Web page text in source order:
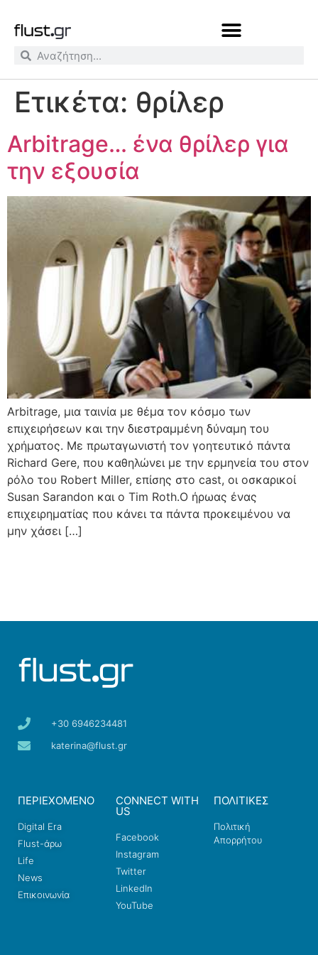
Ετικέτα: θρίλερ
Arbitrage… ένα θρίλερ για
την εξουσία
Arbitrage, μια ταινία με θέμα τον κόσμο των
επιχειρήσεων και την διεστραμμένη δύναμη του
χρήματος. Με πρωταγωνιστή τον γοητευτικό πάντα
Richard Gere, που καθηλώνει με την ερμηνεία του στον
ρόλο του Robert Miller, επίσης στο cast, οι οσκαρικοί
Susan Sarandon και ο Tim Roth.Ο ήρωας ένας
επιχειρηματίας που κάνει τα πάντα προκειμένου να
μην χάσει […]
+30 6946234481
katerina@flust.gr
ΠΕΡΙΕΧΟΜΕΝΟ
Digital Era
Flust-άρω
Life
News
Επικοινωνία
CONNECT WITH
US
Facebook
Instagram
Twitter
LinkedIn
YouTube
ΠΟΛΙΤΙΚΕΣ
Πολιτική
Απορρήτου